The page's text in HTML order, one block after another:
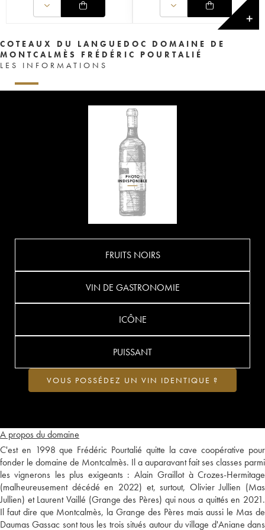
✕
COTEAUX DU LANGUEDOC DOMAINE DE
MONTCALMÈS FRÉDÉRIC POURTALIÉ
LES INFORMATIONS
A propos du domaine
C'est en 1998 que Frédéric Pourtalié quitte la cave coopérative pour
fonder le domaine de Montcalmès. Il a auparavant fait ses classes parmi
les vignerons les plus exigeants : Alain Graillot à Crozes-Hermitage
(malheureusement décédé en 2022) et, surtout, Olivier Jullien (Mas
Jullien) et Laurent Vaillé (Grange des Pères) qui nous a quittés en 2021.
Il faut dire que Montcalmès, la Grange des Pères mais aussi le Mas de
Daumas Gassac sont tous les trois situés autour du village d'Aniane dans
FRUITS NOIRS
VIN DE GASTRONOMIE
ICÔNE
PUISSANT
VOUS POSSÉDEZ UN VIN IDENTIQUE ?